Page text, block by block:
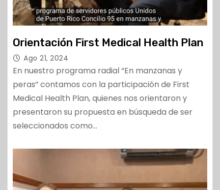
Orientación First Medical Health Plan
Ago 21, 2024
En nuestro programa radial “En manzanas y
peras” contamos con la participación de First
Medical Health Plan, quienes nos orientaron y
presentaron su propuesta en búsqueda de ser
seleccionados como…